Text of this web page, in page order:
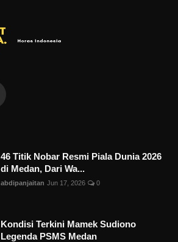
46 Titik Nobar Resmi Piala Dunia 2026
di Medan, Dari Wa...
abdipanjaitan Jun 17, 2026 0
Kondisi Terkini Mamek Sudiono
Legenda PSMS Medan